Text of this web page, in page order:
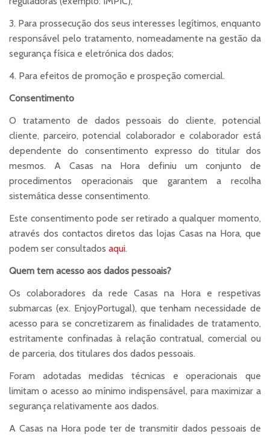
3. Para prossecução dos seus interesses legítimos, enquanto
responsável pelo tratamento, nomeadamente na gestão da
segurança física e eletrónica dos dados;
4. Para efeitos de promoção e prospeção comercial.
Consentimento
O tratamento de dados pessoais do cliente, potencial
cliente, parceiro, potencial colaborador e colaborador está
dependente do consentimento expresso do titular dos
mesmos. A Casas na Hora definiu um conjunto de
procedimentos operacionais que garantem a recolha
sistemática desse consentimento.
Este consentimento pode ser retirado a qualquer momento,
através dos contactos diretos das lojas Casas na Hora, que
podem ser consultados aqui.
Quem tem acesso aos dados pessoais?
Os colaboradores da rede Casas na Hora e respetivas
submarcas (ex. EnjoyPortugal), que tenham necessidade de
acesso para se concretizarem as finalidades de tratamento,
estritamente confinadas à relação contratual, comercial ou
de parceria, dos titulares dos dados pessoais.
Foram adotadas medidas técnicas e operacionais que
limitam o acesso ao mínimo indispensável, para maximizar a
segurança relativamente aos dados.
A Casas na Hora pode ter de transmitir dados pessoais de